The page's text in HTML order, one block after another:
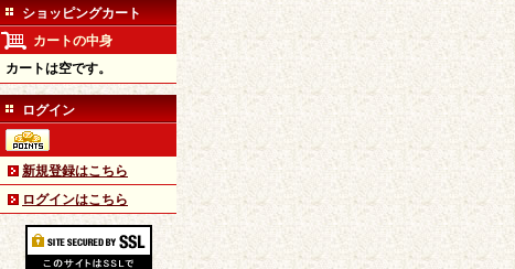
ショッピングカート
カートの中身
カートは空です。
ログイン
新規登録はこちら
ログインはこちら